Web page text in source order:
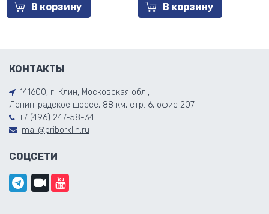
В корзину В корзину
КОНТАКТЫ
141600, г. Клин, Московская обл.,
Ленинградское шоссе, 88 км, стр. 6, офис 207
+7 (496) 247-58-34
mail@priborklin.ru
СОЦСЕТИ